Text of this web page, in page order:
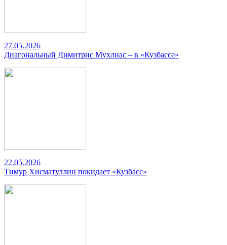
27.05.2026
Диагональный Димитрис Мухлиас – в «Кузбассе»
22.05.2026
Тимур Хисматуллин покидает «Кузбасс»